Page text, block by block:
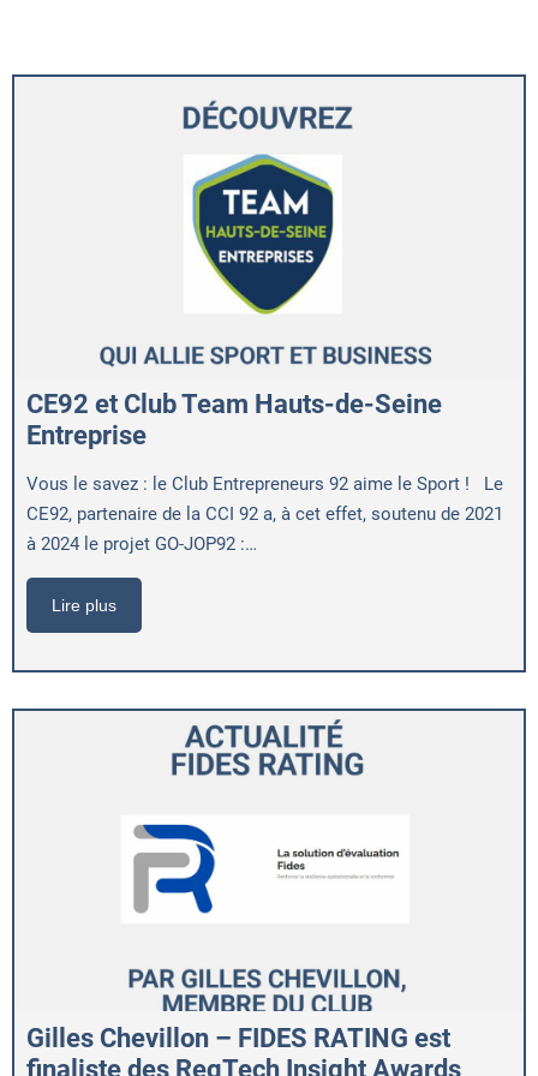
CE92 et Club Team Hauts-de-Seine
Entreprise
Vous le savez : le Club Entrepreneurs 92 aime le Sport ! Le
CE92, partenaire de la CCI 92 a, à cet effet, soutenu de 2021
à 2024 le projet GO-JOP92 :…
Lire plus
Gilles Chevillon – FIDES RATING est
finaliste des RegTech Insight Awards